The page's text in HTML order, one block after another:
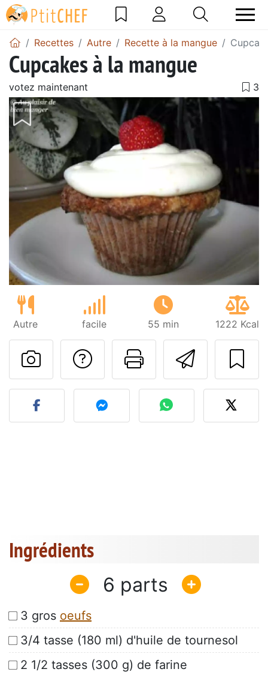
Recettes Autre Recette à la mangue
Cupcakes à la mangue
votez maintenant
Autre facile 55 min 1222 Kcal
Imprimer
Poser une
Publier votre photo de
Ingrédients
6
3 gros oeufs
3/4 tasse (180 ml) d'huile de tournesol
2 1/2 tasses (300 g) de farine